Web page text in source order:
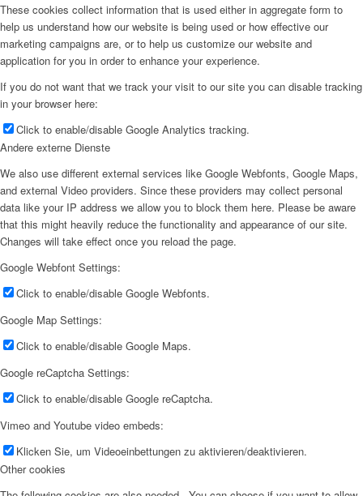
These cookies collect information that is used either in aggregate form to
help us understand how our website is being used or how effective our
marketing campaigns are, or to help us customize our website and
application for you in order to enhance your experience.
If you do not want that we track your visit to our site you can disable tracking
in your browser here:
Click to enable/disable Google Analytics tracking.
Andere externe Dienste
We also use different external services like Google Webfonts, Google Maps,
and external Video providers. Since these providers may collect personal
data like your IP address we allow you to block them here. Please be aware
that this might heavily reduce the functionality and appearance of our site.
Changes will take effect once you reload the page.
Google Webfont Settings:
Click to enable/disable Google Webfonts.
Google Map Settings:
Click to enable/disable Google Maps.
Google reCaptcha Settings:
Click to enable/disable Google reCaptcha.
Vimeo and Youtube video embeds:
Klicken Sie, um Videoeinbettungen zu aktivieren/deaktivieren.
Other cookies